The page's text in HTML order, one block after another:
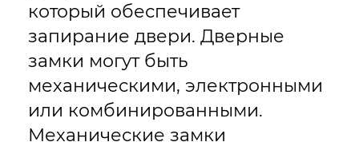
который обеспечивает
запирание двери. Дверные
замки могут быть
механическими, электронными
или комбинированными.
Механические замки